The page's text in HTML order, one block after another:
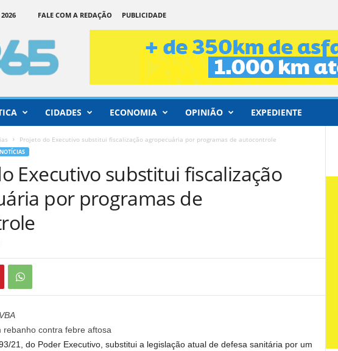
FALE COM A REDAÇÃO
PUBLICIDADE
CIDADES ECONOMIA OPINIÃO EXPEDIENTE
Projeto do Executivo substitui fiscalização agropecuária por programas de autocontrole
NOTÍCIAS
Executivo substitui fiscalização
por programas de
rebanho contra febre aftosa
21, do Poder Executivo, substitui a legislação atual de defesa sanitária por um